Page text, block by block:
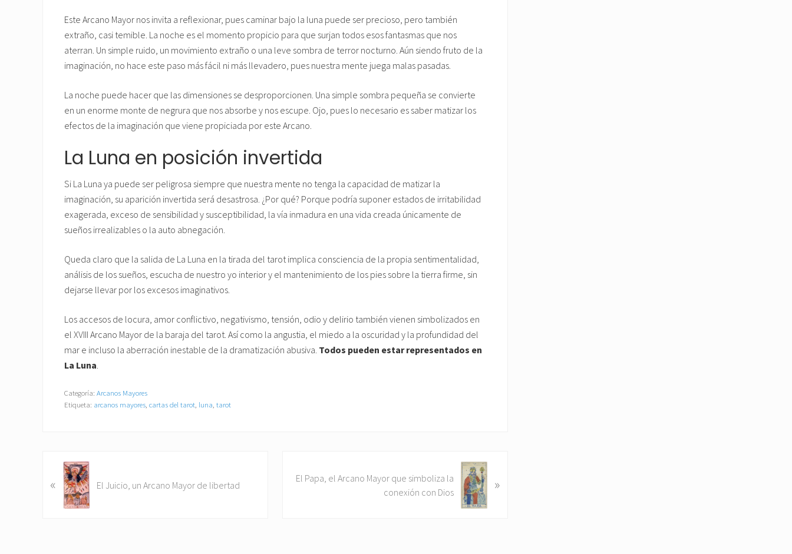
Este Arcano Mayor nos invita a reflexionar, pues caminar bajo la luna puede ser precioso, pero también
extraño, casi temible. La noche es el momento propicio para que surjan todos esos fantasmas que nos
aterran. Un simple ruido, un movimiento extraño o una leve sombra de terror nocturno. Aún siendo fruto de la
imaginación, no hace este paso más fácil ni más llevadero, pues nuestra mente juega malas pasadas.
La noche puede hacer que las dimensiones se desproporcionen. Una simple sombra pequeña se convierte
en un enorme monte de negrura que nos absorbe y nos escupe. Ojo, pues lo necesario es saber matizar los
efectos de la imaginación que viene propiciada por este Arcano.
La Luna en posición invertida
Si La Luna ya puede ser peligrosa siempre que nuestra mente no tenga la capacidad de matizar la
imaginación, su aparición invertida será desastrosa. ¿Por qué? Porque podría suponer estados de irritabilidad
exagerada, exceso de sensibilidad y susceptibilidad, la vía inmadura en una vida creada únicamente de
sueños irrealizables o la auto abnegación.
Queda claro que la salida de La Luna en la tirada del tarot implica consciencia de la propia sentimentalidad,
análisis de los sueños, escucha de nuestro yo interior y el mantenimiento de los pies sobre la tierra firme, sin
dejarse llevar por los excesos imaginativos.
Los accesos de locura, amor conflictivo, negativismo, tensión, odio y delirio también vienen simbolizados en
el XVIII Arcano Mayor de la baraja del tarot. Así como la angustia, el miedo a la oscuridad y la profundidad del
mar e incluso la aberración inestable de la dramatización abusiva. Todos pueden estar representados en
La Luna.
Categoría: Arcanos Mayores
Etiqueta: arcanos mayores, cartas del tarot, luna, tarot
n
« El Juicio, un Arcano Mayor de libertad
El Papa, el Arcano Mayor que simboliza la
conexión con Dios
»